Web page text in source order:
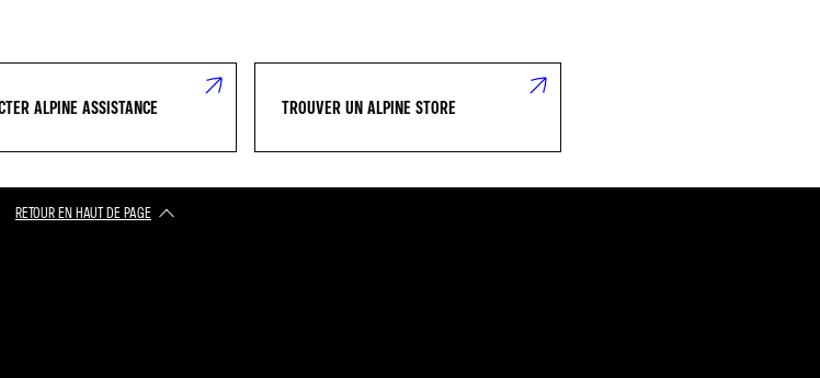
ALPINE ASSISTANCE TROUVER UN ALPINE STORE
RETOUR EN HAUT DE PAGE